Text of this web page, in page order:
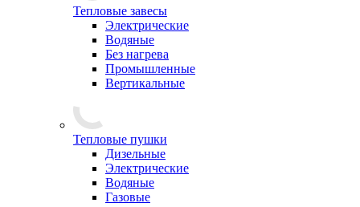
Тепловые завесы
Электрические
Водяные
Без нагрева
Промышленные
Вертикальные
Тепловые пушки
Дизельные
Электрические
Водяные
Газовые